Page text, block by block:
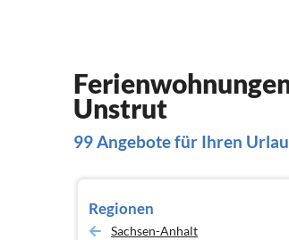
Unstrut
99 Angebote für Ihren
Regionen
Sachsen-Anhalt